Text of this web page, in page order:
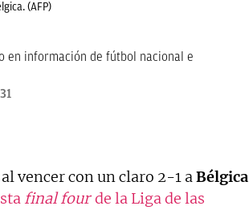
(AFP)
en información de fútbol nacional e
vencer con un claro 2-1 aBélgica
final fourde la Liga de las